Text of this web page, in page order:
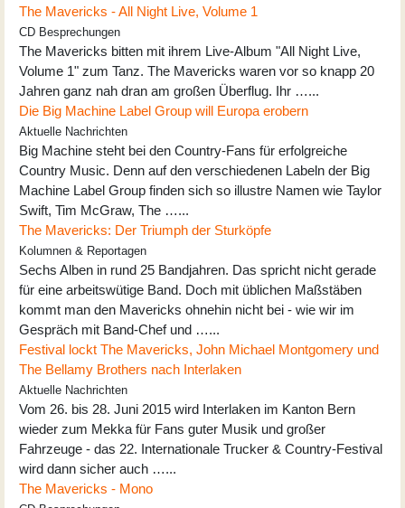
The Mavericks - All Night Live, Volume 1
CD Besprechungen
The Mavericks bitten mit ihrem Live-Album "All Night Live,
Volume 1" zum Tanz. The Mavericks waren vor so knapp 20
Jahren ganz nah dran am großen Überflug. Ihr …...
Die Big Machine Label Group will Europa erobern
Aktuelle Nachrichten
Big Machine steht bei den Country-Fans für erfolgreiche
Country Music. Denn auf den verschiedenen Labeln der Big
Machine Label Group finden sich so illustre Namen wie Taylor
Swift, Tim McGraw, The …...
The Mavericks: Der Triumph der Sturköpfe
Kolumnen & Reportagen
Sechs Alben in rund 25 Bandjahren. Das spricht nicht gerade
für eine arbeitswütige Band. Doch mit üblichen Maßstäben
kommt man den Mavericks ohnehin nicht bei - wie wir im
Gespräch mit Band-Chef und …...
Festival lockt The Mavericks, John Michael Montgomery und
The Bellamy Brothers nach Interlaken
Aktuelle Nachrichten
Vom 26. bis 28. Juni 2015 wird Interlaken im Kanton Bern
wieder zum Mekka für Fans guter Musik und großer
Fahrzeuge - das 22. Internationale Trucker & Country-Festival
wird dann sicher auch …...
The Mavericks - Mono